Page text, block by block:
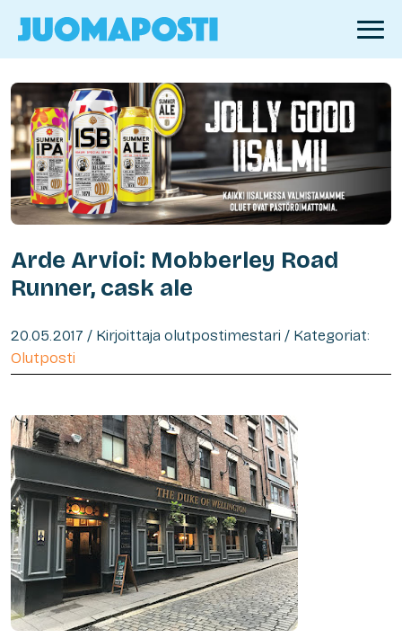
Arde Arvioi: Mobberley Road
Runner, cask ale
20.05.2017 / Kirjoittaja olutpostimestari / Kategoriat:
Olutposti